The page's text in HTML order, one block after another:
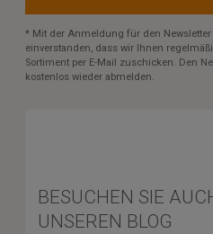
* Mit der Anmeldung für den
einverstanden, dass wir Ihnen
Sortiment per E-Mail zuschicken. Den
kostenlos wieder abmelden.
BESUCHEN SIE
UNSEREN BLOG